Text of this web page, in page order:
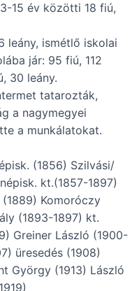
15 év közötti 18 fiú,
leány, ismétlő iskolai
jár: 95 fiú, 112
30 leány.
tatarozták,
a nagymegyei
a munkálatokat.
(1856) Szilvási/
kt.(1857-1897)
(1889) Komoróczy
(1893-1897) kt.
Greiner László (1900-
üresedés (1908)
György (1913) László